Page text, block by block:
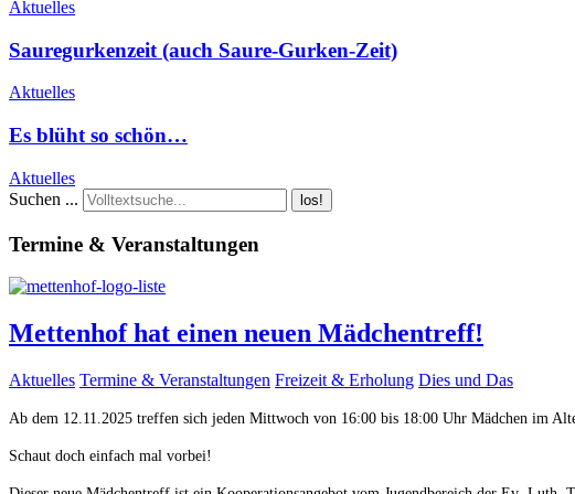
Aktuelles
Sauregurkenzeit (auch Saure-Gurken-Zeit)
Aktuelles
Es blüht so schön…
Aktuelles
Suchen ...
los!
Termine & Veranstaltungen
Mettenhof hat einen neuen Mädchentreff!
Aktuelles Termine & Veranstaltungen Freizeit & Erholung Dies und Das
Ab dem 12.11.2025 treffen sich jeden Mittwoch von 16:00 bis 18:00 Uhr Mädchen im
Schaut doch einfach mal vorbei!